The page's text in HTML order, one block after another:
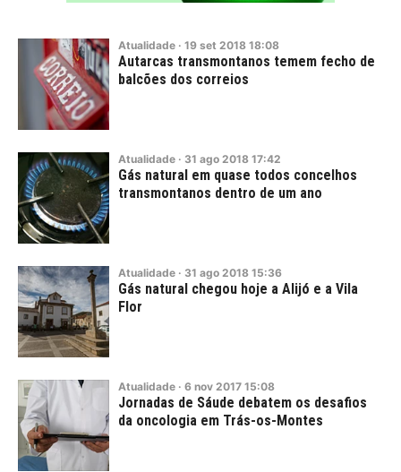
Atualidade · 19 set 2018 18:08
Autarcas transmontanos temem fecho de
balcões dos correios
Atualidade · 31 ago 2018 17:42
Gás natural em quase todos concelhos
transmontanos dentro de um ano
Atualidade · 31 ago 2018 15:36
Gás natural chegou hoje a Alijó e a Vila
Flor
Atualidade · 6 nov 2017 15:08
Jornadas de Sáude debatem os desafios
da oncologia em Trás-os-Montes